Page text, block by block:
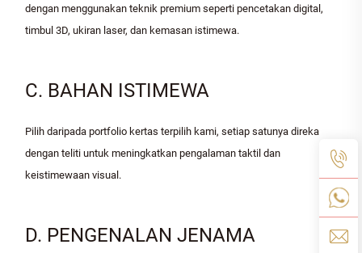
dengan menggunakan teknik premium seperti pencetakan digital,
timbul 3D, ukiran laser, dan kemasan istimewa.
C. BAHAN ISTIMEWA
Pilih daripada portfolio kertas terpilih kami, setiap satunya direka
dengan teliti untuk meningkatkan pengalaman taktil dan
keistimewaan visual.
D. PENGENALAN JENAMA